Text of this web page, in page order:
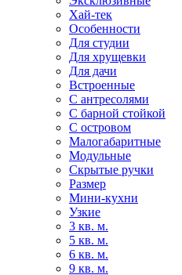
Хай-тек
Особенности
Для студии
Для хрущевки
Для дачи
Встроенные
С антресолями
С барной стойкой
С островом
Малогабаритные
Модульные
Скрытые ручки
Размер
Мини-кухни
Узкие
3 кв. м.
5 кв. м.
6 кв. м.
9 кв. м.